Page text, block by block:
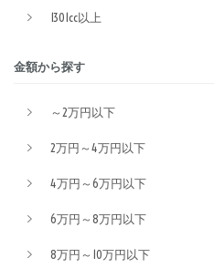
1301cc以上
金額から探す
～2万円以下
2万円～4万円以下
4万円～6万円以下
6万円～8万円以下
8万円～10万円以下